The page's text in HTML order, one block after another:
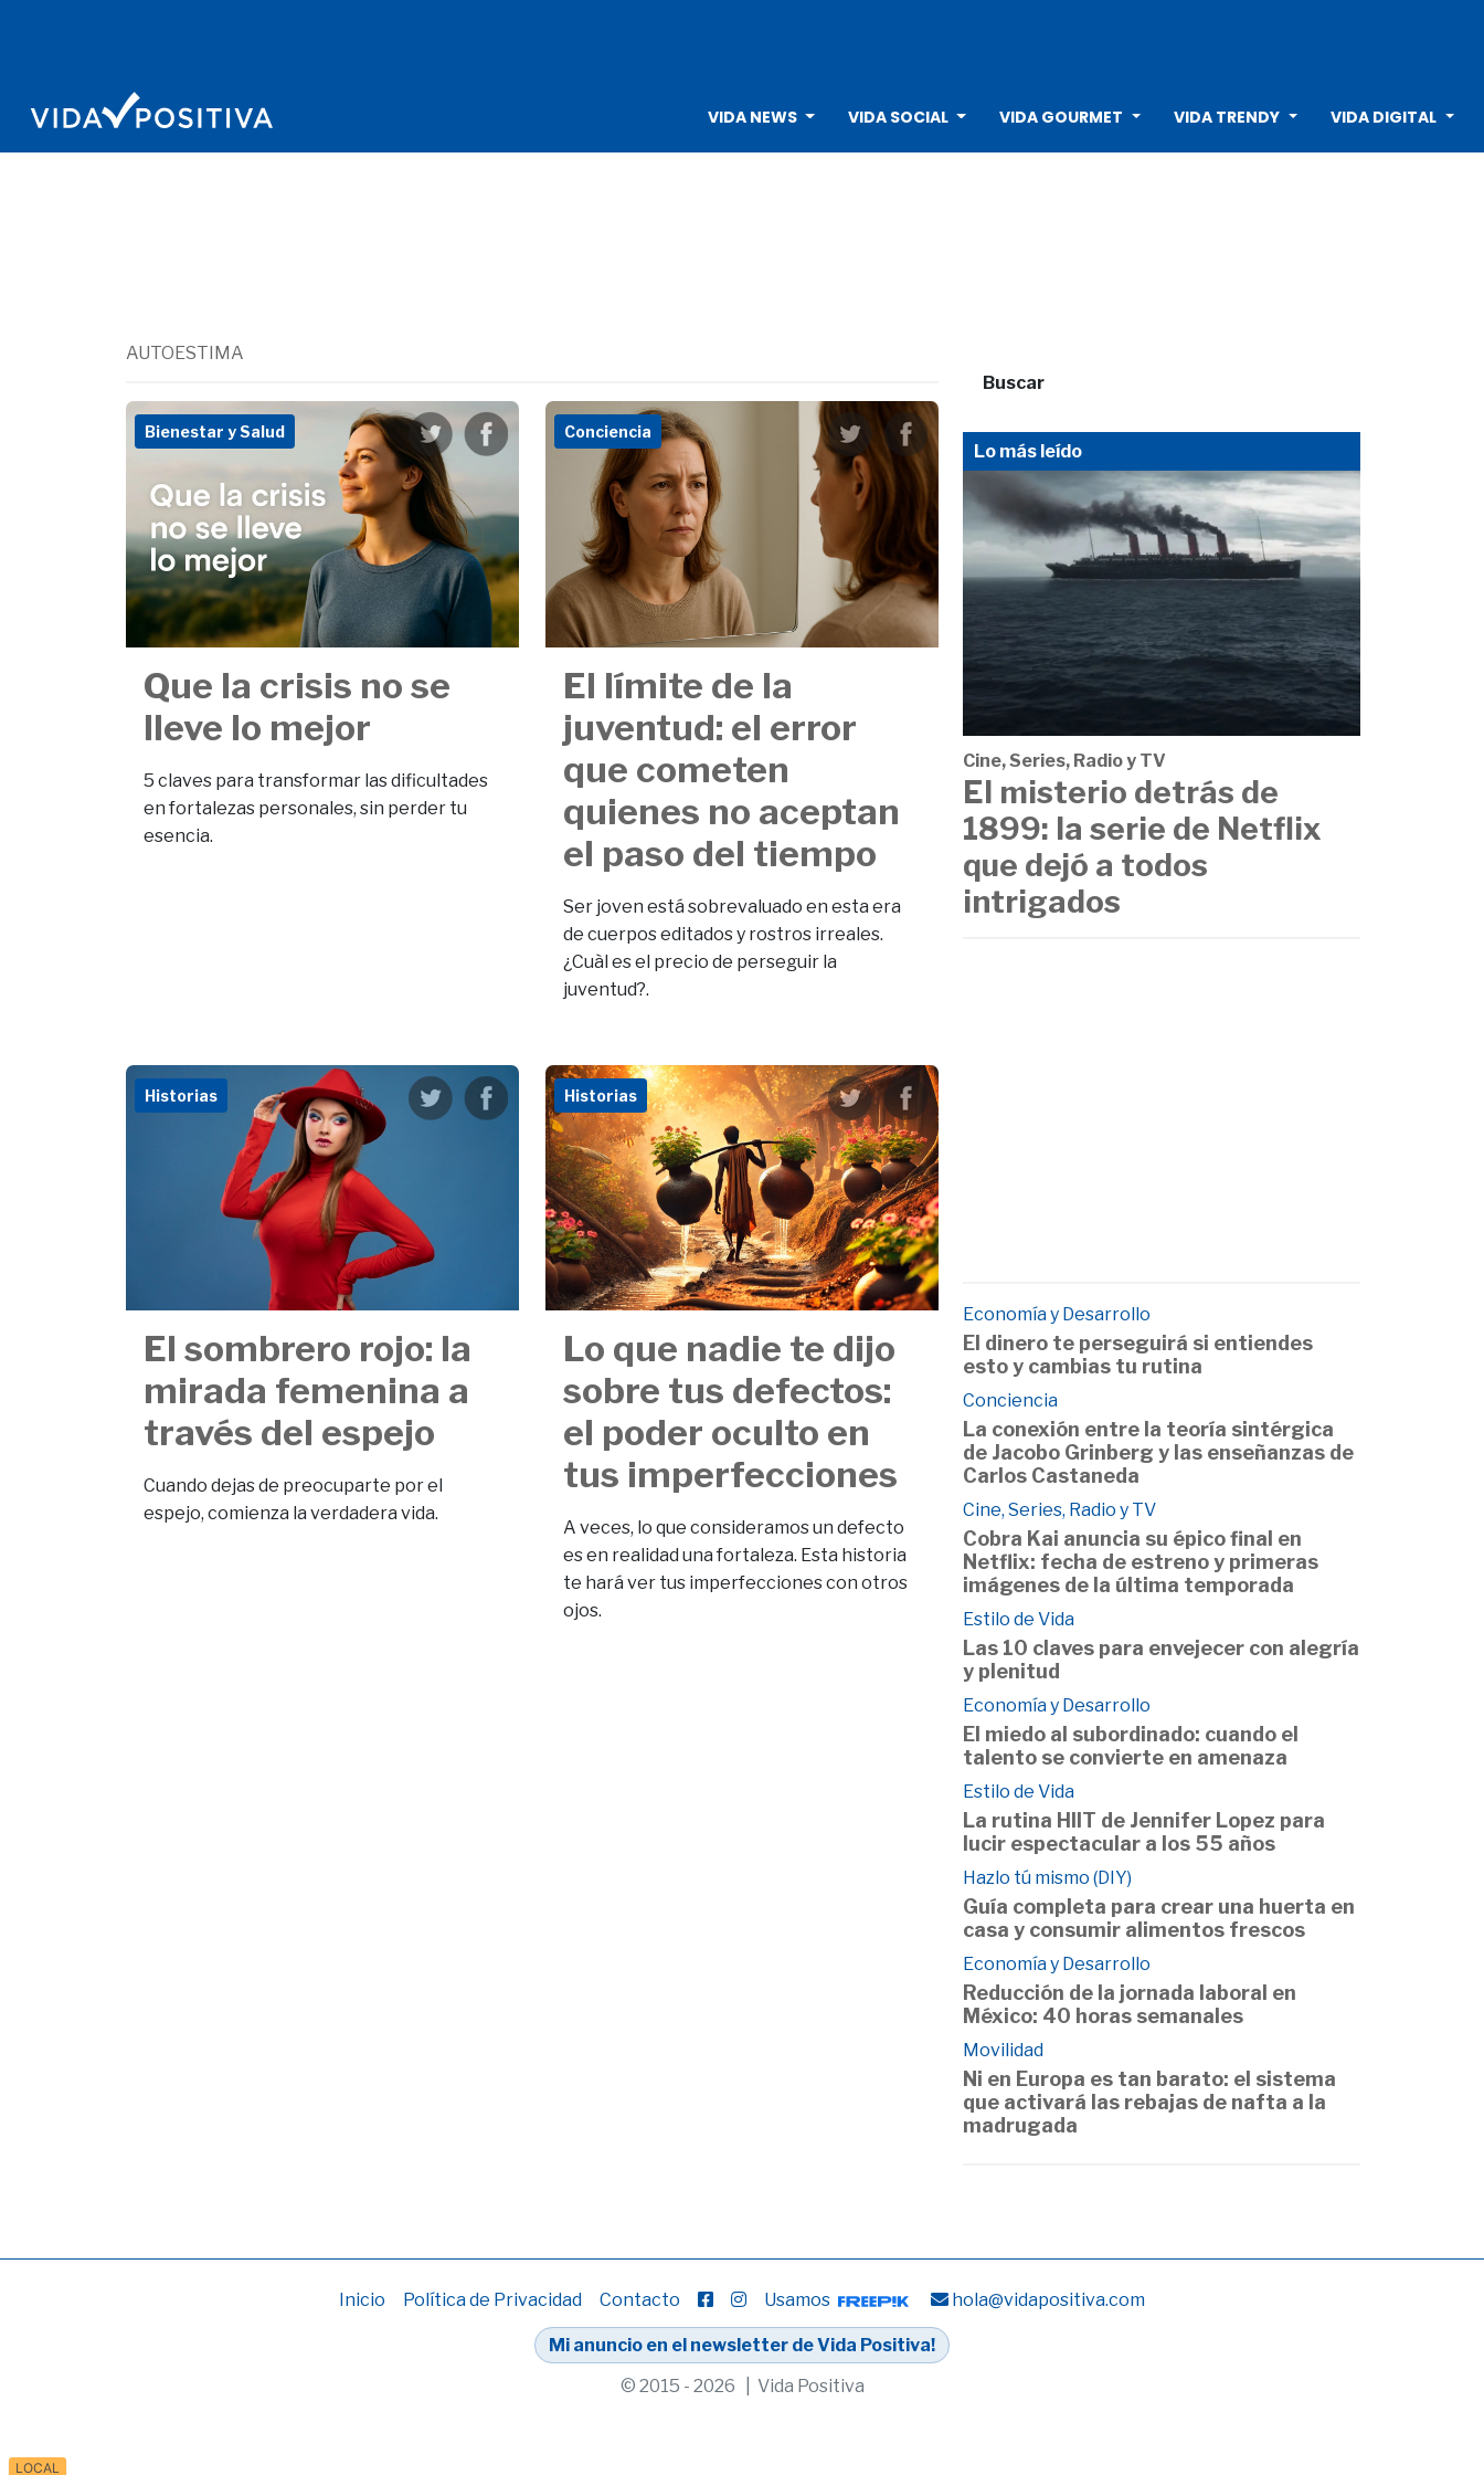
VIDA NEWS VIDA SOCIAL VIDA GOURMET VIDA TRENDY VIDA DIGITAL
AUTOESTIMA
Bienestar y Salud
Que la crisis no se
lleve lo mejor
5 claves para transformar las dificultades
en fortalezas personales, sin perder tu
esencia.
Conciencia
El límite de la
juventud: el error
que cometen
quienes no aceptan
el paso del tiempo
Ser joven está sobrevaluado en esta era
de cuerpos editados y rostros irreales.
¿Cuàl es el precio de perseguir la
juventud?.
Historias
El sombrero rojo: la
mirada femenina a
través del espejo
Cuando dejas de preocuparte por el
espejo, comienza la verdadera vida.
Historias
Lo que nadie te dijo
sobre tus defectos:
el poder oculto en
tus imperfecciones
A veces, lo que consideramos un defecto
es en realidad una fortaleza. Esta historia
te hará ver tus imperfecciones con otros
ojos.
Buscar
Lo más leído
Cine, Series, Radio y TV
El misterio detrás de
1899: la serie de Netflix
que dejó a todos
intrigados
Economía y Desarrollo
El dinero te perseguirá si entiendes
esto y cambias tu rutina
Conciencia
La conexión entre la teoría sintérgica
de Jacobo Grinberg y las enseñanzas de
Carlos Castaneda
Cine, Series, Radio y TV
Cobra Kai anuncia su épico final en
Netflix: fecha de estreno y primeras
imágenes de la última temporada
Estilo de Vida
Las 10 claves para envejecer con alegría
y plenitud
Economía y Desarrollo
El miedo al subordinado: cuando el
talento se convierte en amenaza
Estilo de Vida
La rutina HIIT de Jennifer Lopez para
lucir espectacular a los 55 años
Hazlo tú mismo (DIY)
Guía completa para crear una huerta en
casa y consumir alimentos frescos
Economía y Desarrollo
Reducción de la jornada laboral en
México: 40 horas semanales
Movilidad
Ni en Europa es tan barato: el sistema
que activará las rebajas de nafta a la
madrugada
Inicio Política de Privacidad Contacto Usamos hola@vidapositiva.com
Mi anuncio en el newsletter de Vida Positiva!
© 2015 - 2026 | Vida Positiva
LOCAL